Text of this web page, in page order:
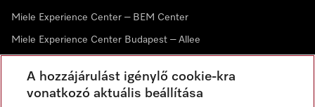
Miele Experience Center – BEM Center
Miele Experience Center Budapest – Allee
A hozzájárulást igénylő cookie-kra
vonatkozó aktuális beállítása